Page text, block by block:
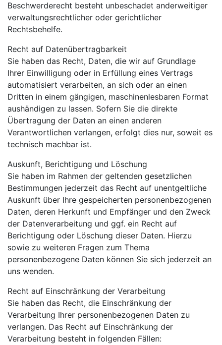
Beschwerderecht besteht unbeschadet anderweitiger
verwaltungsrechtlicher oder gerichtlicher
Rechtsbehelfe.
Recht auf Datenübertragbarkeit
Sie haben das Recht, Daten, die wir auf Grundlage
Ihrer Einwilligung oder in Erfüllung eines Vertrags
automatisiert verarbeiten, an sich oder an einen
Dritten in einem gängigen, maschinenlesbaren Format
aushändigen zu lassen. Sofern Sie die direkte
Übertragung der Daten an einen anderen
Verantwortlichen verlangen, erfolgt dies nur, soweit es
technisch machbar ist.
Auskunft, Berichtigung und Löschung
Sie haben im Rahmen der geltenden gesetzlichen
Bestimmungen jederzeit das Recht auf unentgeltliche
Auskunft über Ihre gespeicherten personenbezogenen
Daten, deren Herkunft und Empfänger und den Zweck
der Datenverarbeitung und ggf. ein Recht auf
Berichtigung oder Löschung dieser Daten. Hierzu
sowie zu weiteren Fragen zum Thema
personenbezogene Daten können Sie sich jederzeit an
uns wenden.
Recht auf Einschränkung der Verarbeitung
Sie haben das Recht, die Einschränkung der
Verarbeitung Ihrer personenbezogenen Daten zu
verlangen. Das Recht auf Einschränkung der
Verarbeitung besteht in folgenden Fällen: